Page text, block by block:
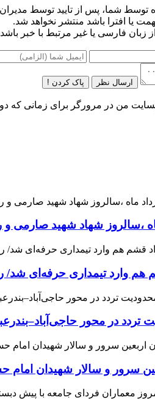
توسط شما، پس از تایید توسط
یا افترا باشد منتشر نخواهد شد.
زبان فارسی یا غیر مرتبط با خبر
ارسال نظر پاک کردن !
من در مرورگر برای زمانی که
،سالروز شهاد شهید صارمی و
هم وارد تیمداری حرفه‌ای
تردد در محور
سرور و سالار شهیدان امام